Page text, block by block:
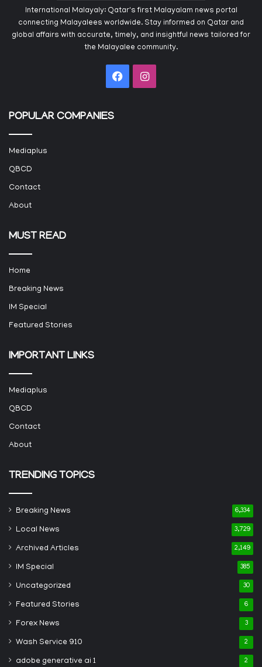
International Malayaly: Qatar's first Malayalam news portal
connecting Malayalees worldwide. Stay informed on Qatar and
global affairs with accurate, timely, and insightful news tailored for
the Malayalee community.
FacebookInstagram
POPULAR COMPANIES
Mediaplus
QBCD
Contact
About
MUST READ
Home
Breaking News
IM Special
Featured Stories
IMPORTANT LINKS
Mediaplus
QBCD
Contact
About
TRENDING TOPICS
Breaking News 6,334
Local News 3,729
Archived Articles 2,149
IM Special 385
Uncategorized 30
Featured Stories 6
Forex News 3
Wash Service 910 2
adobe generative ai 1 2